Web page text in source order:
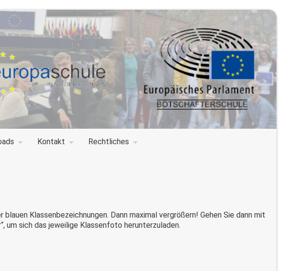
Kontakt Rechtliches
Klassenbezeichnungen. Dann maximal vergrößern! Gehen Sie dann mit
um sich das jeweilige Klassenfoto herunterzuladen.